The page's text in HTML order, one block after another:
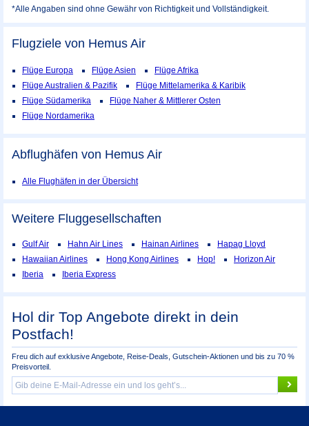
*Alle Angaben sind ohne Gewähr von Richtigkeit und Vollständigkeit.
Flugziele von Hemus Air
Flüge Europa Flüge Asien
Flüge Afrika
Flüge Australien & Pazifik
Flüge Mittelamerika & Karibik
Flüge Südamerika
Flüge Naher & Mittlerer Osten
Flüge Nordamerika
Abflughäfen von Hemus Air
Alle Flughäfen in der Übersicht
Weitere Fluggesellschaften
Gulf Air Hahn Air Lines Hainan Airlines
Hapag Lloyd
Hawaiian Airlines
Hong Kong Airlines Hop!
Horizon Air
Iberia
Iberia Express
Hol dir Top Angebote direkt in dein
Postfach!
Freu dich auf exklusive Angebote, Reise-Deals, Gutschein-Aktionen und bis zu 70 %
Preisvorteil.